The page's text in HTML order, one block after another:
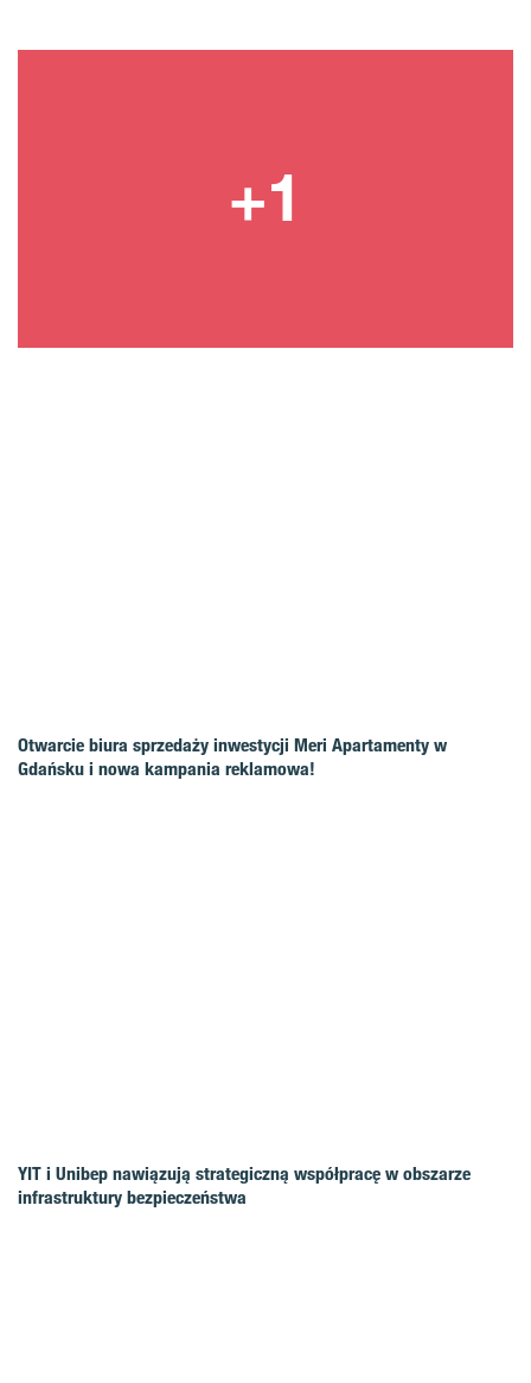
Otwarcie biura sprzedaży inwestycji Meri Apartamenty w
Gdańsku i nowa kampania reklamowa!
YIT i Unibep nawiązują strategiczną współpracę w obszarze
infrastruktury bezpieczeństwa